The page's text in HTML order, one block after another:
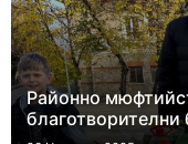
Районно
благотворителни